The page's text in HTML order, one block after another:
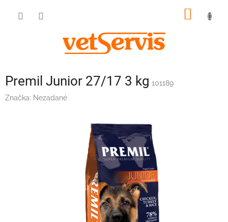
Premil Junior 27/17 3 kg 101189
Značka: Nezadané